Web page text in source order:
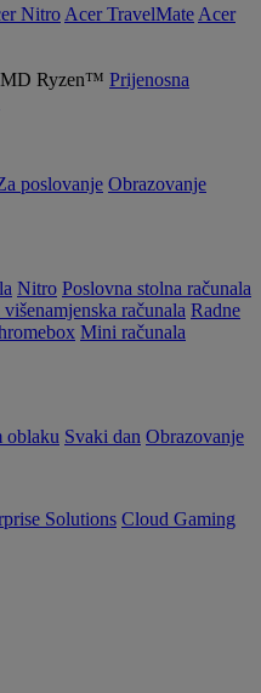
Nitro Acer TravelMate Acer
Prijenosna
poslovanje Obrazovanje
Nitro Poslovna stolna računala
računala Radne
Mini računala
oblaku Svaki dan Obrazovanje
Solutions Cloud Gaming